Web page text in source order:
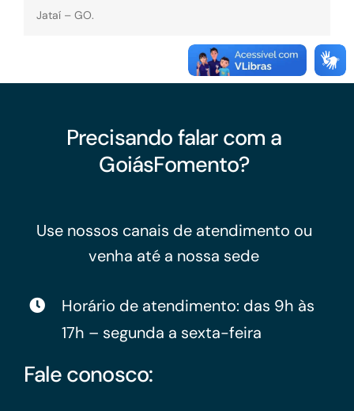
Jataí – GO.
Precisando falar com a
GoiásFomento?
Use nossos canais de atendimento ou
venha até a nossa sede
Horário de atendimento: das 9h às
17h – segunda a sexta-feira
Fale conosco: